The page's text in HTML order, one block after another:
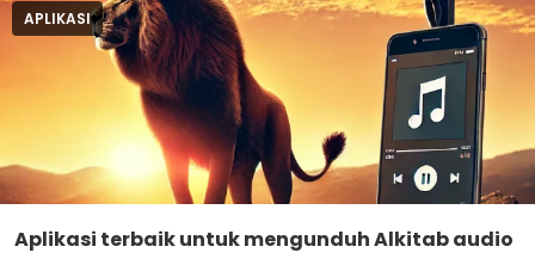
APLIKASI
Aplikasi terbaik untuk mengunduh Alkitab audio